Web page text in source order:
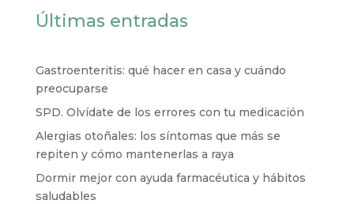
Últimas entradas
Gastroenteritis: qué hacer en casa y cuándo
preocuparse
SPD. Olvídate de los errores con tu medicación
Alergias otoñales: los síntomas que más se
repiten y cómo mantenerlas a raya
Dormir mejor con ayuda farmacéutica y hábitos
saludables